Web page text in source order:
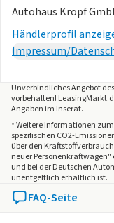
Autohaus Kropf
Händlerprofil
Impressum/
Unverbindliches Angebot des
vorbehalten!
Angaben im Inserat.
* Weitere Informationen
spezifischen CO2-
über den
neuer
und bei der Deutschen
unentgeltlich erhältlich ist.
FAQ-Seite